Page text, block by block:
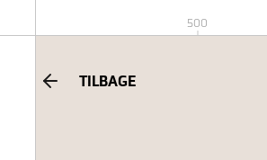
TILBAGE
500